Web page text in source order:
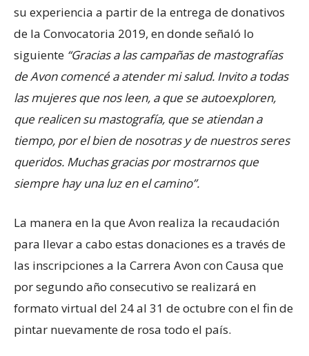
su experiencia a partir de la entrega de donativos
de la Convocatoria 2019, en donde señaló lo
siguiente “Gracias a las campañas de mastografías
de Avon comencé a atender mi salud. Invito a todas
las mujeres que nos leen, a que se autoexploren,
que realicen su mastografía, que se atiendan a
tiempo, por el bien de nosotras y de nuestros seres
queridos. Muchas gracias por mostrarnos que
siempre hay una luz en el camino”.
La manera en la que Avon realiza la recaudación
para llevar a cabo estas donaciones es a través de
las inscripciones a la Carrera Avon con Causa que
por segundo año consecutivo se realizará en
formato virtual del 24 al 31 de octubre con el fin de
pintar nuevamente de rosa todo el país.